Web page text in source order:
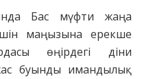
Бас мүфти жаңа
маңызына ерекше
өңірдегі діни
буынды имандылық